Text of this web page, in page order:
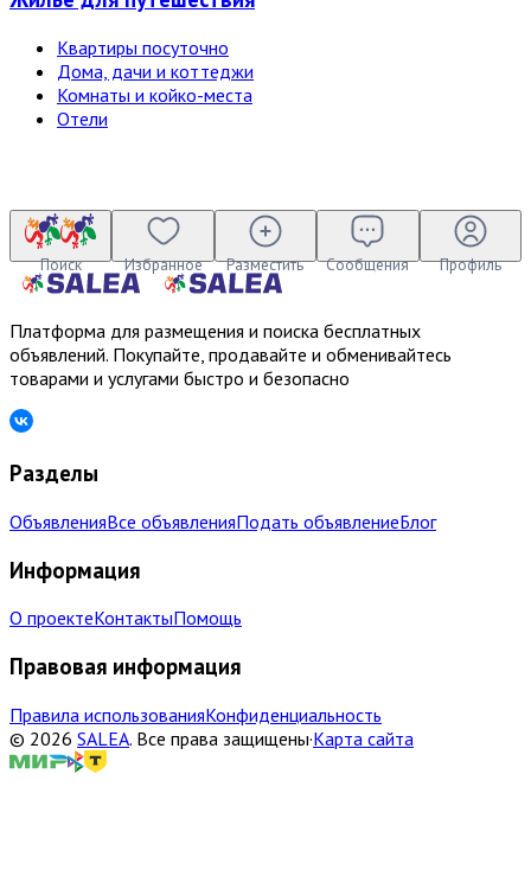
Квартиры посуточно
Дома, дачи и коттеджи
Комнаты и койко-места
Отели
Поиск Избранное Разместить Сообщения Профиль
Платформа для размещения и поиска бесплатных
объявлений. Покупайте, продавайте и обменивайтесь
товарами и услугами быстро и безопасно
Разделы
ОбъявленияВсе объявленияПодать объявлениеБлог
Информация
О проектеКонтактыПомощь
Правовая информация
Правила использованияКонфиденциальность
© 2026 SALEA. Все права защищены·Карта сайта